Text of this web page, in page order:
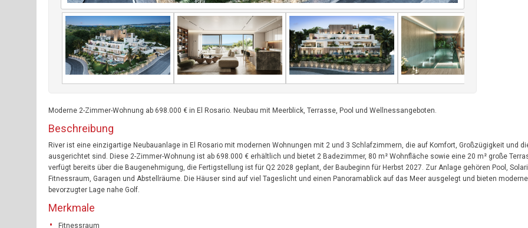
Moderne 2-Zimmer-Wohnung ab 698.000 € in El Rosario. Neubau mit Meerblick, Terrasse, Pool und Wellnessangeboten.
Beschreibung
River ist eine einzigartige Neubauanlage in El Rosario mit modernen Wohnungen mit 2 und 3 Schlafzimmern, die auf Komfort, Großzügigkeit und
ausgerichtet sind. Diese 2-Zimmer-Wohnung ist ab 698.000 € erhältlich und bietet 2 Badezimmer, 80 m² Wohnfläche sowie eine 20 m² große
verfügt bereits über die Baugenehmigung, die Fertigstellung ist für Q2 2028 geplant, der Baubeginn für Herbst 2027. Zur Anlage gehören Pool,
Fitnessraum, Garagen und Abstellräume. Die Häuser sind auf viel Tageslicht und einen Panoramablick auf das Meer ausgelegt und bieten
bevorzugter Lage nahe Golf.
Merkmale
Fitnessraum